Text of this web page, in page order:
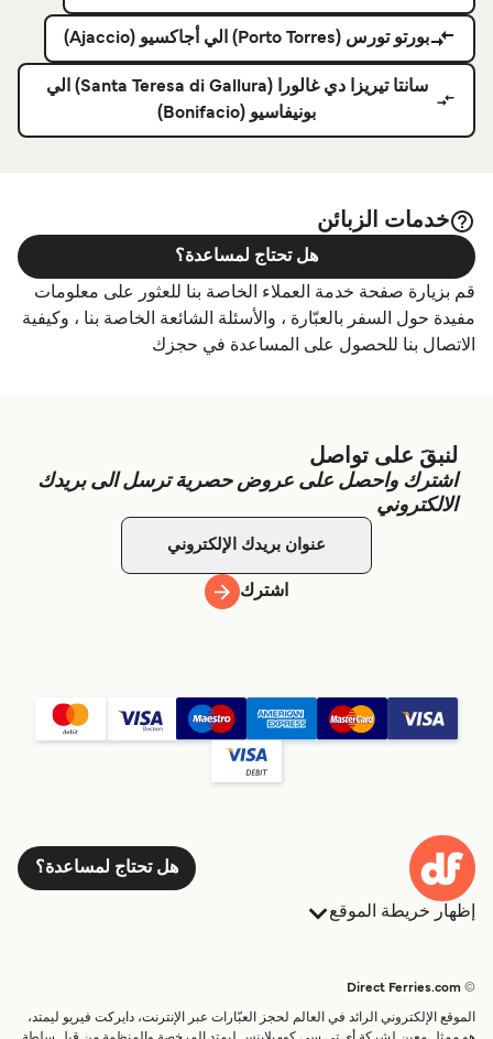
بورتو تورس (Porto Torres) الي أجاكسيو (Ajaccio)
سانتا تيريزا دي غالورا (Santa Teresa di Gallura) الي
بونيفاسيو (Bonifacio)
خدمات الزبائن
قم بزيارة صفحة خدمة العملاء الخاصة بنا للعثور على معلومات
مفيدة حول السفر بالعبّارة ، والأسئلة الشائعة الخاصة بنا ، وكيفية
الاتصال بنا للحصول على المساعدة في حجزك
هل تحتاج لمساعدة؟
لنبقَ على تواصل
اشترك واحصل على عروض حصرية ترسل الى بريدك
الالكتروني
اشترك
هل تحتاج لمساعدة؟
إظهار خريطة الموقع
البلدان
خدمات الزبائن
الباحث عن الرحلات والموانئ
العبارات
شحن
© Direct Ferries.com
الموقع الإلكتروني الرائد في العالم لحجز العبّارات عبر الإنترنت، دايركت فيريو ليمتد،